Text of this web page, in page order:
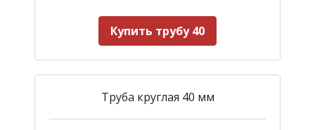
Купить трубу 40
Труба круглая 40 мм